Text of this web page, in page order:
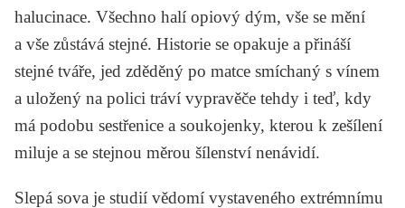
halucinace. Všechno halí opiový dým, vše se mění
a vše zůstává stejné. Historie se opakuje a přináší
stejné tváře, jed zděděný po matce smíchaný s vínem
a uložený na polici tráví vypravěče tehdy i teď, kdy
má podobu sestřenice a soukojenky, kterou k zešílení
miluje a se stejnou měrou šílenství nenávidí.
Slepá sova je studií vědomí vystaveného extrémnímu